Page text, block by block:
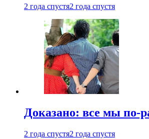
2 года спустя2 года спустя
Доказано: все мы по-
2 года спустя2 года спустя